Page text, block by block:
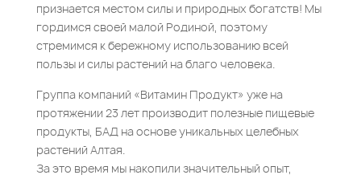
признается местом силы и природных богатств! Мы
гордимся своей малой Родиной, поэтому
стремимся к бережному использованию всей
пользы и силы растений на благо человека.
Группа компаний «Витамин Продукт» уже на
протяжении 23 лет производит полезные пищевые
продукты, БАД на основе уникальных целебных
растений Алтая.
За это время мы накопили значительный опыт,